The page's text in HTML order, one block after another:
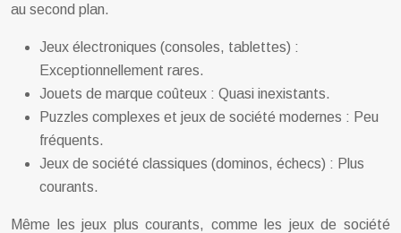
au second plan.
Jeux électroniques (consoles, tablettes) :
Exceptionnellement rares.
Jouets de marque coûteux : Quasi inexistants.
Puzzles complexes et jeux de société modernes : Peu
fréquents.
Jeux de société classiques (dominos, échecs) : Plus
courants.
Même les jeux plus courants, comme les jeux de société